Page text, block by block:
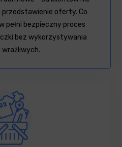
przedstawienie oferty. Co
pełni bezpieczny proces
bez wykorzystywania
wrażliwych.